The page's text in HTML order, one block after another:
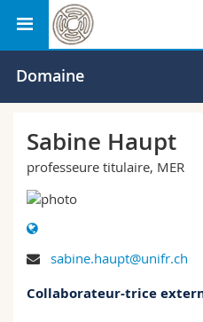
Université
Campus
Université
Théologie
Sciences économiques
Vous êtes
Futurs étudiants
Etudiants
Ressources
Annuaire du personnel
Faculté des lettres et des
Domaine
Sabine Haupt
professeure titulaire, MER
sabine.haupt@unifr.ch
Collaborateur-trice